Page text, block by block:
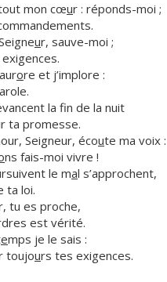
mon cœur : réponds-moi ;
ur, sauve-moi ;
ore et j’implore :
la fn de la nuit
ta promesse.
Seigneur, écoute ma voix :
ns fais-moi vivre !
le mal s’approchent,
ta loi.
tu es proche,
est vérité.
emps je le sais :
toujours tes exigences.